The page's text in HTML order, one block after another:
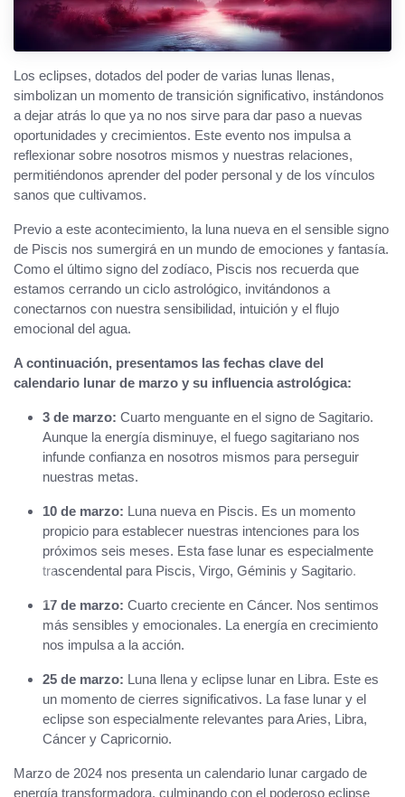
Los eclipses, dotados del poder de varias lunas llenas,
simbolizan un momento de transición significativo, instándonos
a dejar atrás lo que ya no nos sirve para dar paso a nuevas
oportunidades y crecimientos. Este evento nos impulsa a
reflexionar sobre nosotros mismos y nuestras relaciones,
permitiéndonos aprender del poder personal y de los vínculos
sanos que cultivamos.
Previo a este acontecimiento, la luna nueva en el sensible signo
de Piscis nos sumergirá en un mundo de emociones y fantasía.
Como el último signo del zodíaco, Piscis nos recuerda que
estamos cerrando un ciclo astrológico, invitándonos a
conectarnos con nuestra sensibilidad, intuición y el flujo
emocional del agua.
A continuación, presentamos las fechas clave del
calendario lunar de marzo y su influencia astrológica:
3 de marzo: Cuarto menguante en el signo de Sagitario.
Aunque la energía disminuye, el fuego sagitariano nos
infunde confianza en nosotros mismos para perseguir
nuestras metas.
10 de marzo: Luna nueva en Piscis. Es un momento
propicio para establecer nuestras intenciones para los
próximos seis meses. Esta fase lunar es especialmente
trascendental para Piscis, Virgo, Géminis y Sagitario.
17 de marzo: Cuarto creciente en Cáncer. Nos sentimos
más sensibles y emocionales. La energía en crecimiento
nos impulsa a la acción.
25 de marzo: Luna llena y eclipse lunar en Libra. Este es
un momento de cierres significativos. La fase lunar y el
eclipse son especialmente relevantes para Aries, Libra,
Cáncer y Capricornio.
Marzo de 2024 nos presenta un calendario lunar cargado de
energía transformadora, culminando con el poderoso eclipse